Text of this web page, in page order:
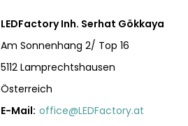
LEDFactory Inh. Serhat Gökkaya
Am Sonnenhang 2/ Top 16
5112 Lamprechtshausen
Österreich
E-Mail: office@LEDFactory.at